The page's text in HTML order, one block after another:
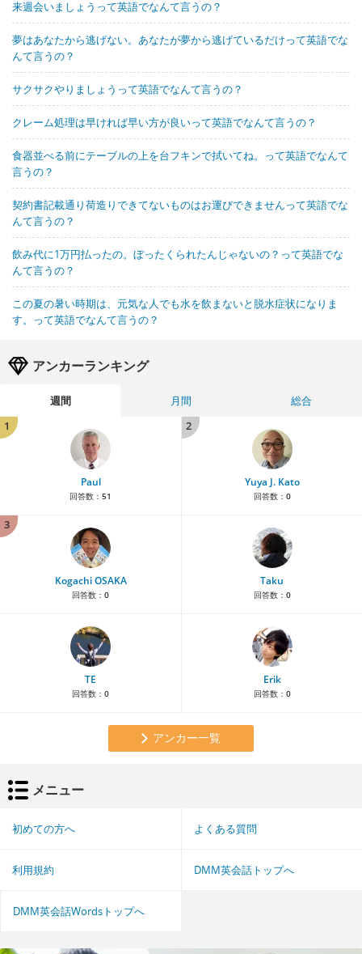
来週会いましょうって英語でなんて言うの？
夢はあなたから逃げない。あなたが夢から逃げているだけって英語でな
んて言うの？
サクサクやりましょうって英語でなんて言うの？
クレーム処理は早ければ早い方が良いって英語でなんて言うの？
食器並べる前にテーブルの上を台フキンで拭いてね。って英語でなんて
言うの？
契約書記載通り荷造りできてないものはお運びできませんって英語でな
んて言うの？
飲み代に1万円払ったの。ぼったくられたんじゃないの？って英語でな
んて言うの？
この夏の暑い時期は、元気な人でも水を飲まないと脱水症状になりま
す。って英語でなんて言うの？
アンカーランキング
週間 月間
総合
1
Paul
回答数： 51
2
Yuya J. Kato
回答数： 0
3
Kogachi OSAKA
回答数： 0
Taku
回答数： 0
TE
回答数： 0
Erik
回答数： 0
アンカー一覧
メニュー
初めての方へ よくある質問
利用規約 DMM英会話トップへ
DMM英会話Wordsトップへ